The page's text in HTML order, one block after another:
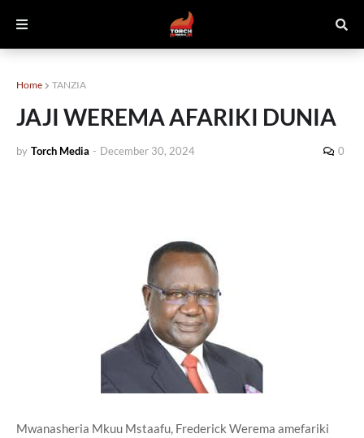
Home TANZIA
JAJI WEREMA AFARIKI DUNIA
by Torch Media - December 30, 2024 0
Mwanasheria Mkuu Mstaafu, Frederick Werema amefariki